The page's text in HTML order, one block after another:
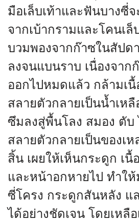
มือเล็บเท้าและฟันบางซี่
จากเบ้ากรามและโคนเล็
บวมพองจากก๊าซในสัปด
ลงจนแบนราบ เนื่องจาก
ออกไปหมดแล้ว กล้ามเ
สลายตัวกลายเป็นน้ำเหลื
ซึมลงสู่พื้นโลง สมอง ตับ
สลายตัวกลายเป็นของเ
สิ้น เผยให้เห็นกระดูก เนื้
และหน้าอกหายไป ทำให้
ซี่โครง กระดูกสันหลัง แ
ได้อย่างชัดเจน โดยเหลือ